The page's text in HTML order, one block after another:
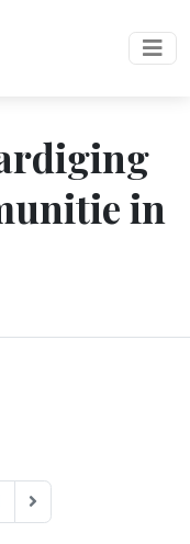
in